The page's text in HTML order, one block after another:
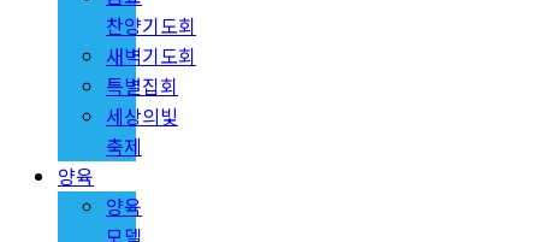
찬양기도회
새벽기도회
특별집회
세상의빛
축제
양육
양육
모델